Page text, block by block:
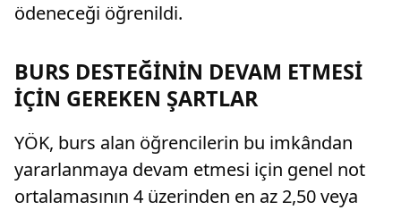
ödeneceği öğrenildi.
BURS DESTEĞİNİN DEVAM ETMESİ
İÇİN GEREKEN ŞARTLAR
YÖK, burs alan öğrencilerin bu imkândan
yararlanmaya devam etmesi için genel not
ortalamasının 4 üzerinden en az 2,50 veya